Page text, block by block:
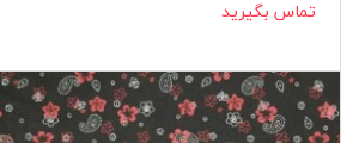
تماس بگیرید